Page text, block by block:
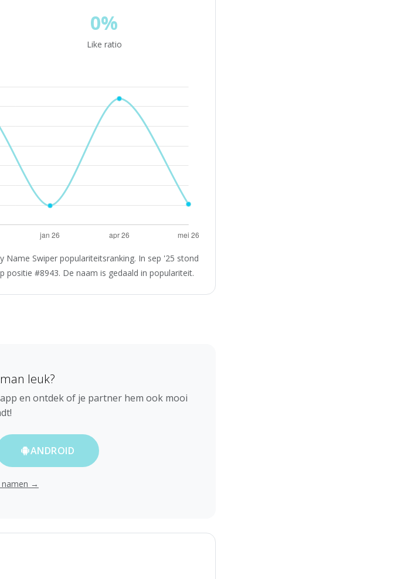
0%
Like ratio
Swiper populariteitsranking. In sep '25 stond
#8943. De naam is gedaald in populariteit.
leuk?
en ontdek of je partner hem ook mooi
ANDROID
namen →